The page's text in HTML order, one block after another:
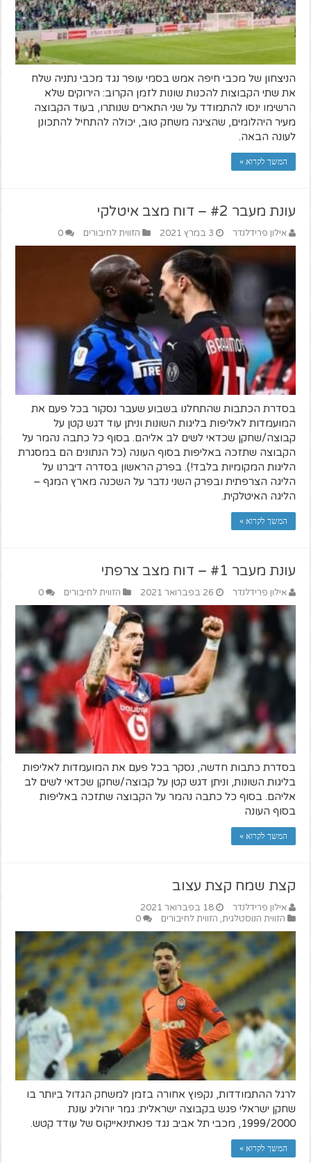
הניצחון של מכבי חיפה אמש בסמי עופר נגד מכבי נתניה שלח
את שתי הקבוצות להכנות שונות לזמן הקרוב: הירוקים שלא
הרשימו ינסו להתמודד על שני התארים שנותרו, בעוד הקבוצה
מעיר היהלומים, שהציגה משחק טוב, יכולה להתחיל להתכונן
לעונה הבאה.
המשך לקרוא »
עונת מעבר #2 – דוח מצב איטלקי
אילון פרידלנדר 3 במרץ 2021 הזווית לחיבורים 0
בסדרת הכתבות שהתחלנו בשבוע שעבר נסקור בכל פעם את
המועמדות לאליפות בליגות השונות וניתן עוד דגש קטן על
קבוצה/שחקן שכדאי לשים לב אליהם. בסוף כל כתבה נהמר על
הקבוצה שתזכה באליפות בסוף העונה (כל הנתונים הם במסגרת
הליגות המקומיות בלבד!). בפרק הראשון בסדרה דיברנו על
הליגה הצרפתית ובפרק השני נדבר על השכנה מארץ המגף –
הליגה האיטלקית.
המשך לקרוא »
עונת מעבר #1 – דוח מצב צרפתי
אילון פרידלנדר 26 בפברואר 2021 הזווית לחיבורים 0
בסדרת כתבות חדשה, נסקר בכל פעם את המועמדות לאליפות
בליגות השונות, וניתן דגש קטן על קבוצה/שחקן שכדאי לשים לב
אליהם. בסוף כל כתבה נהמר על הקבוצה שתזכה באליפות
בסוף העונה
המשך לקרוא »
קצת שמח קצת עצוב
אילון פרידלנדר
18 בפברואר 2021
הזווית הנוסטלגית, הזווית לחיבורים 0
לרגל ההתמודדות, נקפוץ אחורה בזמן למשחק הגדול ביותר בו
שחקן ישראלי פגש בקבוצה ישראלית: גמר יורוליג עונת
1999/2000, מכבי תל אביב נגד פנאתינאייקוס של עודד קטש.
המשך לקרוא »